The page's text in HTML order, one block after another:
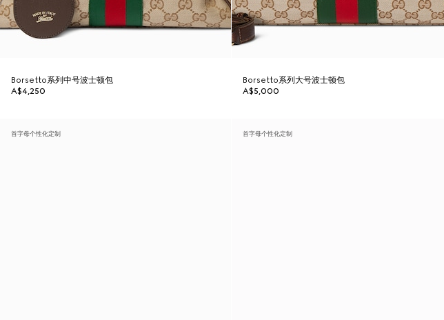
Borsetto系列中号波士顿包
A$4,250
Borsetto系列大号波士顿包
A$5,000
首字母个性化定制 首字母个性化定制